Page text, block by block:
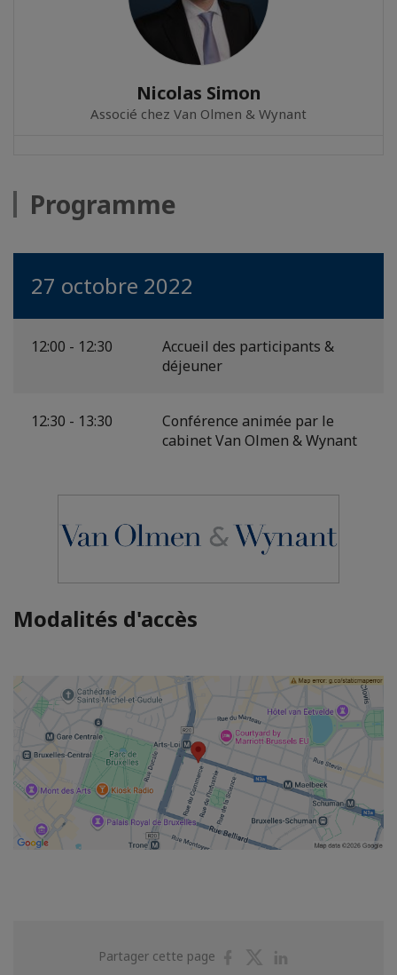
Nicolas Simon
Associé chez Van Olmen & Wynant
Programme
27 octobre 2022
12:00 - 12:30
Accueil des participants &
déjeuner
12:30 - 13:30
Conférence animée par le
cabinet Van Olmen & Wynant
Modalités d'accès
Partager cette page
PartagerPartager